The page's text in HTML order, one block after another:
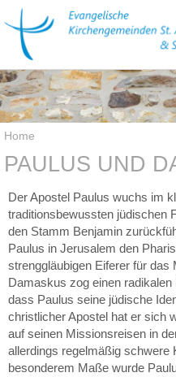
Home
PAULUS UND
Der Apostel Paulus wuchs im
traditionsbewussten jüdischen
den Stamm Benjamin
Paulus in Jerusalem den
strenggläubigen Eiferer für
Damaskus zog einen
dass Paulus seine jüdische
christlicher Apostel hat er sich
auf seinen Missionsreisen in
allerdings regelmäßig schwere
besonderem Maße wurde